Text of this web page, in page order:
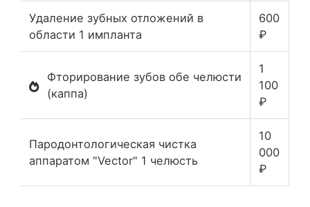
Удаление зубных отложений в
области 1 импланта
600
₽
Фторирование зубов обе челюсти
(каппа)
1
100
₽
Пародонтологическая чистка
аппаратом "Vector" 1 челюсть
10
000
₽